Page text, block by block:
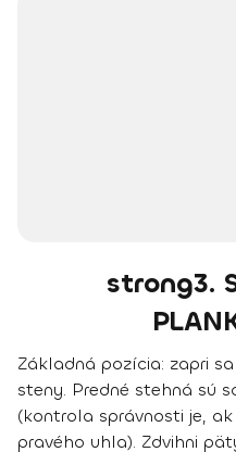
strong3.
Základná pozícia: zapri
steny. Predné stehná sú
(kontrola správnosti je,
pravého uhla). Zdvihni